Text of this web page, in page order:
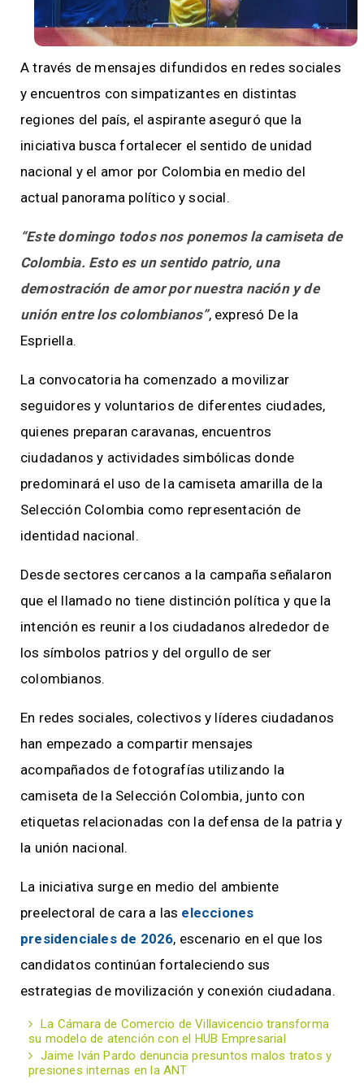
A través de mensajes difundidos en redes sociales
y encuentros con simpatizantes en distintas
regiones del país, el aspirante aseguró que la
iniciativa busca fortalecer el sentido de unidad
nacional y el amor por Colombia en medio del
actual panorama político y social.
“Este domingo todos nos ponemos la camiseta de
Colombia. Esto es un sentido patrio, una
demostración de amor por nuestra nación y de
unión entre los colombianos”, expresó De la
Espriella.
La convocatoria ha comenzado a movilizar
seguidores y voluntarios de diferentes ciudades,
quienes preparan caravanas, encuentros
ciudadanos y actividades simbólicas donde
predominará el uso de la camiseta amarilla de la
Selección Colombia como representación de
identidad nacional.
Desde sectores cercanos a la campaña señalaron
que el llamado no tiene distinción política y que la
intención es reunir a los ciudadanos alrededor de
los símbolos patrios y del orgullo de ser
colombianos.
En redes sociales, colectivos y líderes ciudadanos
han empezado a compartir mensajes
acompañados de fotografías utilizando la
camiseta de la Selección Colombia, junto con
etiquetas relacionadas con la defensa de la patria y
la unión nacional.
La iniciativa surge en medio del ambiente
preelectoral de cara a las elecciones
presidenciales de 2026, escenario en el que los
candidatos continúan fortaleciendo sus
estrategias de movilización y conexión ciudadana.
La Cámara de Comercio de Villavicencio transforma
su modelo de atención con el HUB Empresarial
Jaime Iván Pardo denuncia presuntos malos tratos y
presiones internas en la ANT